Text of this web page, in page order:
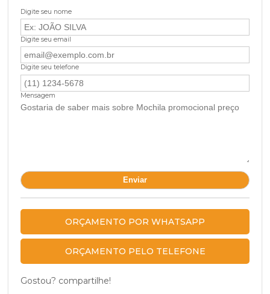
Digite seu nome
Digite seu email
Digite seu telefone
Mensagem
ORÇAMENTO POR WHATSAPP
ORÇAMENTO PELO TELEFONE
Gostou? compartilhe!